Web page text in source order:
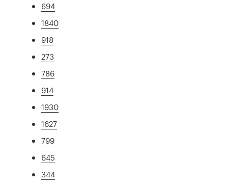
694
1840
918
273
786
914
1930
1627
799
645
344